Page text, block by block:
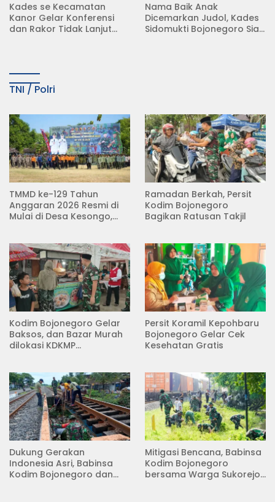
Kades se Kecamatan
Kanor Gelar Konferensi
dan Rakor Tidak Lanjut
Nama Baik Anak
Dicemarkan Judol, Kades
Sidomukti Bojonegoro Siap
TNI / Polri
TMMD ke-129 Tahun
Anggaran 2026 Resmi di
Mulai di Desa Kesongo,
Ramadan Berkah, Persit
Kodim Bojonegoro
Bagikan Ratusan Takjil
Kodim Bojonegoro Gelar
Baksos, dan Bazar Murah
dilokasi KDKMP
Persit Koramil Kepohbaru
Bojonegoro Gelar Cek
Kesehatan Gratis
Dukung Gerakan
Indonesia Asri, Babinsa
Kodim Bojonegoro dan
Mitigasi Bencana, Babinsa
Kodim Bojonegoro
bersama Warga Sukorejo